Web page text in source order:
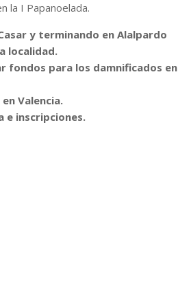
la I Papanoelada.
y terminando en Alalpardo
localidad.
fondos para los damnificados en
Valencia.
e inscripciones.